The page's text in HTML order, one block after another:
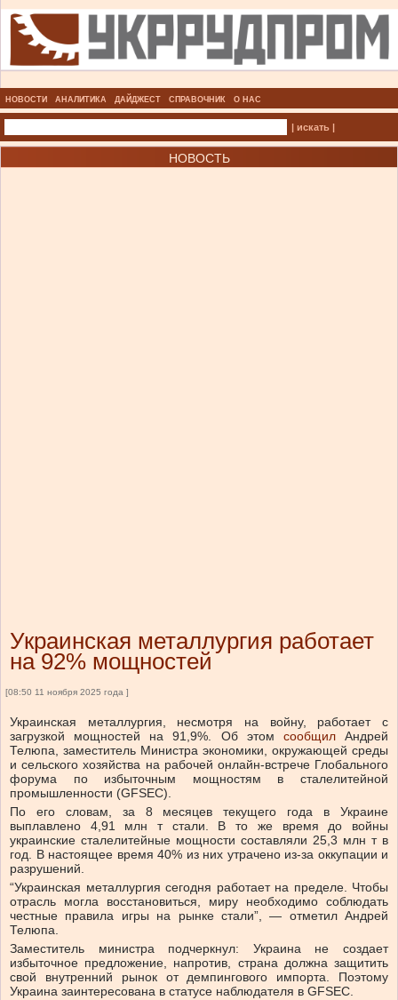
НОВОСТИ АНАЛИТИКА ДАЙДЖЕСТ СПРАВОЧНИК О НАС
| искать |
НОВОСТЬ
Украинская металлургия работает
на 92% мощностей
[08:50 11 ноября 2025 года ]
Украинская металлургия, несмотря на войну, работает с
загрузкой мощностей на 91,9%. Об этом сообщилАндрей
Телюпа, заместитель Министра экономики, окружающей среды
и сельского хозяйства на рабочей онлайн-встрече Глобального
форума по избыточным мощностям в сталелитейной
промышленности (GFSEC).
По его словам, за 8 месяцев текущего года в Украине
выплавлено 4,91 млн т стали. В то же время до войны
украинские сталелитейные мощности составляли 25,3 млн т в
год. В настоящее время 40% из них утрачено из-за оккупации и
разрушений.
“Украинская металлургия сегодня работает на пределе. Чтобы
отрасль могла восстановиться, миру необходимо соблюдать
честные правила игры на рынке стали”, — отметил Андрей
Телюпа.
Заместитель министра подчеркнул: Украина не создает
избыточное предложение, напротив, страна должна защитить
свой внутренний рынок от демпингового импорта. Поэтому
Украина заинтересована в статусе наблюдателя в GFSEC.